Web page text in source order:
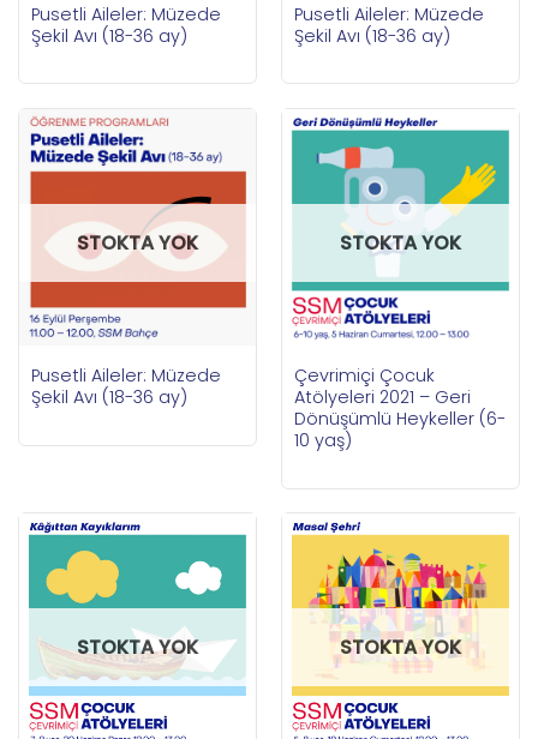
Pusetli Aileler: Müzede
Şekil Avı (18-36 ay)
Pusetli Aileler: Müzede
Şekil Avı (18-36 ay)
STOKTA YOK
Pusetli Aileler: Müzede
Şekil Avı (18-36 ay)
STOKTA YOK
Çevrimiçi Çocuk
Atölyeleri 2021 – Geri
Dönüşümlü Heykeller (6-
10 yaş)
STOKTA YOK STOKTA YOK